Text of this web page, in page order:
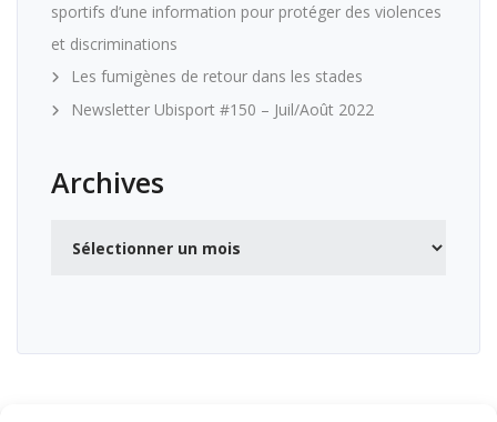
sportifs d’une information pour protéger des violences
et discriminations
Les fumigènes de retour dans les stades
Newsletter Ubisport #150 – Juil/Août 2022
Archives